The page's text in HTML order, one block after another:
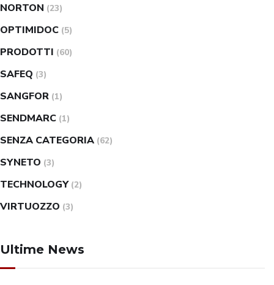
NORTON (23)
OPTIMIDOC (5)
PRODOTTI (60)
SAFEQ (3)
SANGFOR (1)
SENDMARC (1)
SENZA CATEGORIA (62)
SYNETO (3)
TECHNOLOGY (2)
VIRTUOZZO (3)
Ultime News